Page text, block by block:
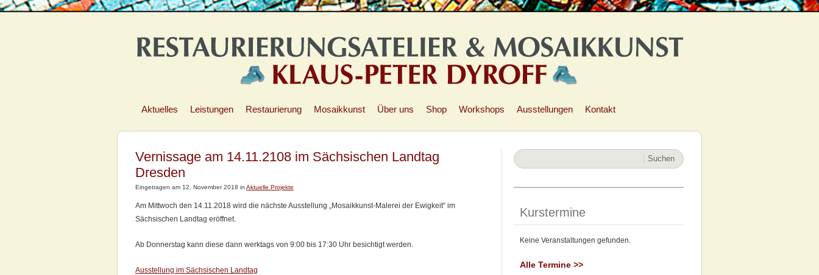
Aktuelles Leistungen Restaurierung Mosaikkunst Über uns Shop Workshops Ausstellungen Kontakt
Vernissage am 14.11.2108 im Sächsischen Landtag
Dresden
Eingetragen am 12. November 2018 in Aktuelle Projekte
Am Mittwoch den 14.11.2018 wird die nächste Ausstellung „Mosaikkunst-Malerei der Ewigkeit“ im
Sächsischen Landtag eröffnet.
Ab Donnerstag kann diese dann werktags von 9:00 bis 17:30 Uhr besichtigt werden.
Ausstellung im Sächsischen Landtag
Kurstermine
Keine Veranstaltungen gefunden.
Alle Termine >>